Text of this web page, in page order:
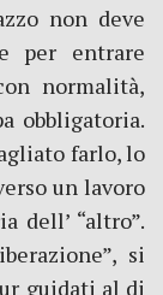
non deve
per entrare
normalità,
obbligatoria.
farlo, lo
un lavoro
dell’ “altro”.
si
guidati al di